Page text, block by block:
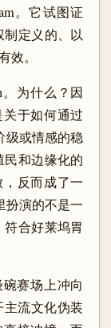
。它试图证
定义的、以
效。
。为什么？因
于如何通过
级或情感的稳
和边缘化的
反而成了一
扮演的不是一
合好莱坞胃
赛场上冲向
主流文化伪装